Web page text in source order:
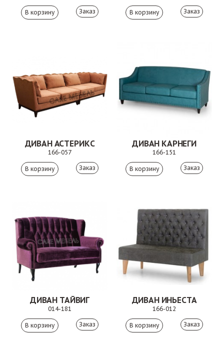
Заказ Заказ
ДИВАН АСТЕРИКС
166-057
Заказ
ДИВАН КАРНЕГИ
166-151
Заказ
ДИВАН ТАЙВИГ
014-181
Заказ
ДИВАН ИНЬЕСТА
166-012
Заказ